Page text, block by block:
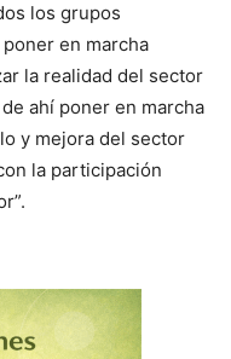
los grupos
en marcha
la realidad del sector
ahí poner en marcha
y mejora del sector
la participación